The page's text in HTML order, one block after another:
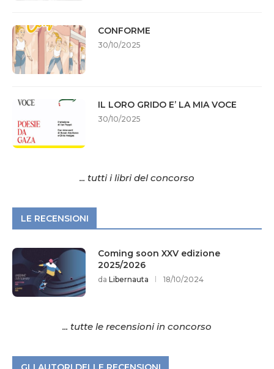
CONFORME
30/10/2025
IL LORO GRIDO E’ LA MIA VOCE
30/10/2025
... tutti i libri del concorso
LE RECENSIONI
Coming soon XXV edizione
2025/2026
da Libernauta 18/10/2024
... tutte le recensioni in concorso